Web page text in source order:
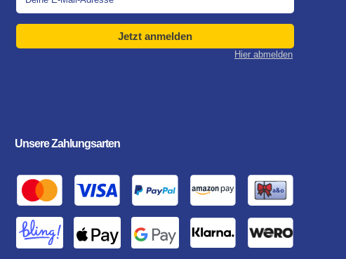
Jetzt anmelden
Hier abmelden
Unsere Zahlungsarten